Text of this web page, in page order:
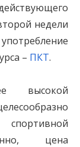
недели
– ПКТ.
высокой
цена